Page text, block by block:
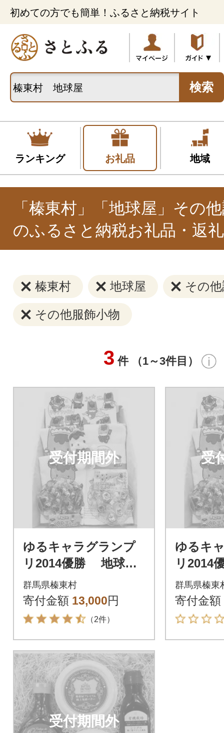
初めての方でも簡単！ふるさと納税サイト
検索
ランキング お礼品 地域
「榛東村」「地球屋」その
のふるさと納税お礼品・返
榛東村 地球屋 その
その他服飾小物
3 件 （1～3件目）
受付期間外
ゆるキャラグランプ
リ2014優勝 地球屋
「ぐんまちゃん」セ
ット
群馬県榛東村
寄付金額 13,000円
（2件）
受
ゆるキ
リ2014
「ぐん
ット
群馬県榛東
寄付金額
受付期間外